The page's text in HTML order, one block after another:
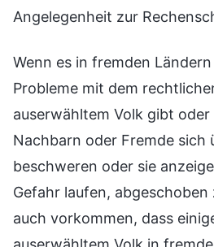
Angelegenheit zur
Wenn es in fremden
Probleme mit dem
auserwähltem Volk gibt
Nachbarn oder Fremde sich
beschweren oder sie
Gefahr laufen, abgeschoben
auch vorkommen, dass